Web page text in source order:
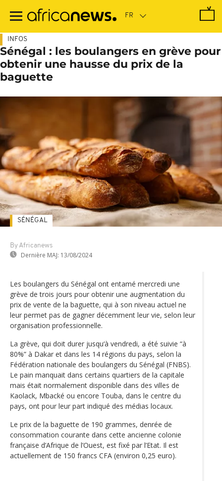
contenu
INFOS
Sénégal : les boulangers en grève pour
obtenir une hausse du prix de la
baguette
By Africanews
Dernière MAJ: 13/08/2024
SÉNÉGAL
Les boulangers du Sénégal ont entamé mercredi une
grève de trois jours pour obtenir une augmentation du
prix de vente de la baguette, qui à son niveau actuel ne
leur permet pas de gagner décemment leur vie, selon leur
organisation professionnelle.
La grève, qui doit durer jusqu‘à vendredi, a été suivie “à
80%” à Dakar et dans les 14 régions du pays, selon la
Fédération nationale des boulangers du Sénégal (FNBS).
Le pain manquait dans certains quartiers de la capitale
mais était normalement disponible dans des villes de
Kaolack, Mbacké ou encore Touba, dans le centre du
pays, ont pour leur part indiqué des médias locaux.
Le prix de la baguette de 190 grammes, denrée de
consommation courante dans cette ancienne colonie
française d’Afrique de l’Ouest, est fixé par l’Etat. Il est
actuellement de 150 francs CFA (environ 0,25 euro).